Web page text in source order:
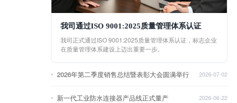
我司通过ISO 9001:2025质量管理体系认证
我司正式通过ISO 9001:2025质量管理体系认证，标志企业
在质量管理体系建设上迈出重要一步。
2026年第二季度销售总结暨表彰大会圆满举行 2026-07-02
新一代工业防水连接器产品线正式量产 2026-06-22